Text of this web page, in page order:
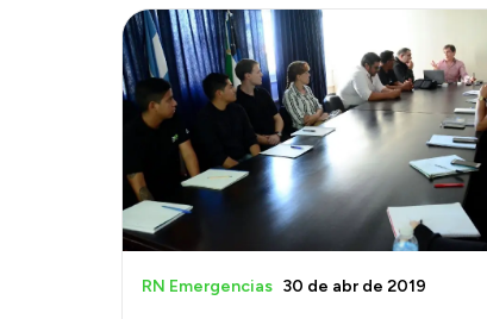
RN Emergencias 30 de abr de 2019